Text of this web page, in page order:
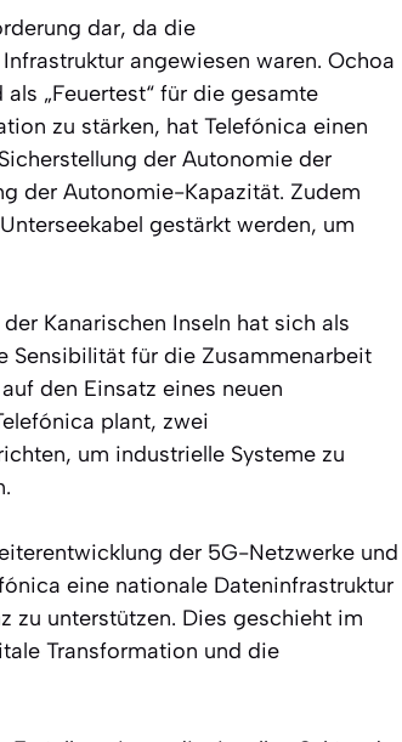
dar, da die
angewiesen waren. Ochoa
„Feuertest“ für die gesamte
zu stärken, hat Telefónica einen
der Autonomie der
der Autonomie-Kapazität. Zudem
gestärkt werden, um
Kanarischen Inseln hat sich als
Sensibilität für die Zusammenarbeit
den Einsatz eines neuen
plant, zwei
um industrielle Systeme zu
der 5G-Netzwerke und
eine nationale Dateninfrastruktur
zu unterstützen. Dies geschieht im
Transformation und die